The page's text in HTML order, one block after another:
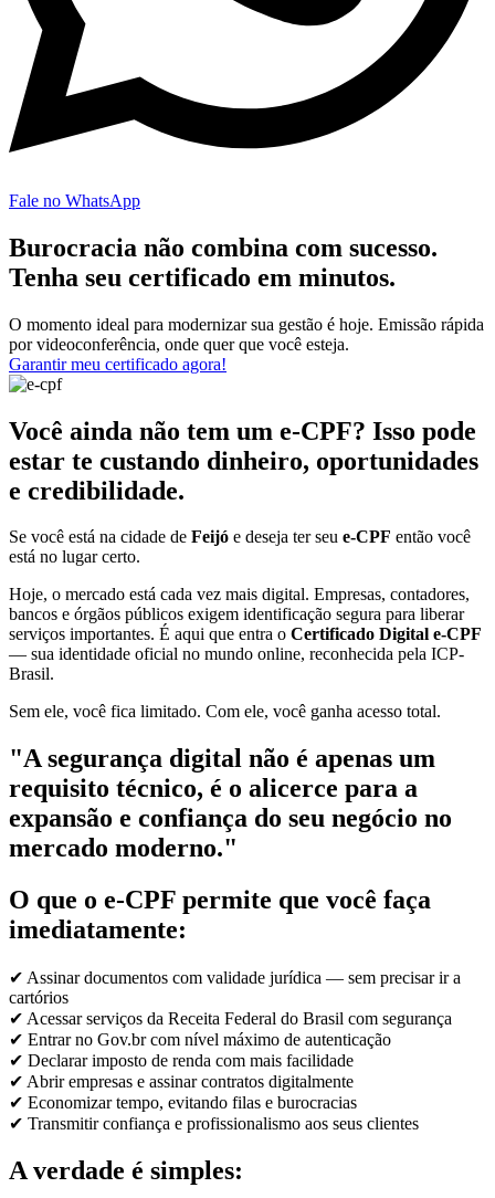
Fale no WhatsApp
Burocracia não combina com sucesso.
Tenha seu certificado em minutos.
O momento ideal para modernizar sua gestão é hoje. Emissão rápida
por videoconferência, onde quer que você esteja.
Garantir meu certificado agora!
Você ainda não tem um e-CPF? Isso pode
estar te custando dinheiro, oportunidades
e credibilidade.
Se você está na cidade de Feijó e deseja ter seu e-CPF então você
está no lugar certo.
Hoje, o mercado está cada vez mais digital. Empresas, contadores,
bancos e órgãos públicos exigem identificação segura para liberar
serviços importantes. É aqui que entra o Certificado Digital e-CPF
— sua identidade oficial no mundo online, reconhecida pela ICP-
Brasil.
Sem ele, você fica limitado. Com ele, você ganha acesso total.
"A segurança digital não é apenas um
requisito técnico, é o alicerce para a
expansão e confiança do seu negócio no
mercado moderno."
O que o e-CPF permite que você faça
imediatamente:
✔ Assinar documentos com validade jurídica — sem precisar ir a
cartórios
✔ Acessar serviços da Receita Federal do Brasil com segurança
✔ Entrar no Gov.br com nível máximo de autenticação
✔ Declarar imposto de renda com mais facilidade
✔ Abrir empresas e assinar contratos digitalmente
✔ Economizar tempo, evitando filas e burocracias
✔ Transmitir confiança e profissionalismo aos seus clientes
A verdade é simples: